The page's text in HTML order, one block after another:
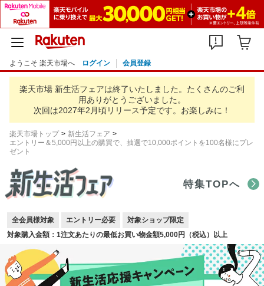
ようこそ 楽天市場へ ログイン 会員登録
楽天市場 新生活フェアは終了いたしました。 たくさんのご利
用ありがとうございました。
次回は2027年2月頃リリース予定です。お楽しみに！
楽天市場トップ
新生活フェア
エントリー＆5,000円以上の購買で、抽選で10,000ポイントを100名様にプレ
ゼント
特集TOPへ
全会員様対象 エントリー必要
対象ショップ限定
対象購入金額：1注文あたりの最低お買い物金額5,000円（税込）以上